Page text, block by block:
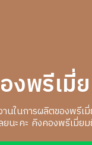
งพรีเมี่
นในการผลิตของพรีเ
ยนะคะ คิงคองพรีเมี่